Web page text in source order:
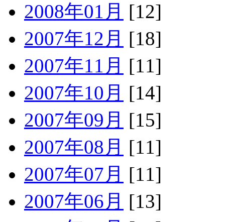
2008年01月 [12]
2007年12月 [18]
2007年11月 [11]
2007年10月 [14]
2007年09月 [15]
2007年08月 [11]
2007年07月 [11]
2007年06月 [13]